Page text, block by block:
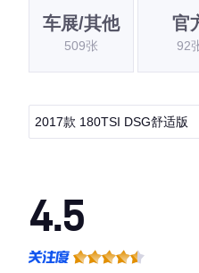
车展/其他
509张
官
92
2017款 180TSI DSG舒适版
4.5